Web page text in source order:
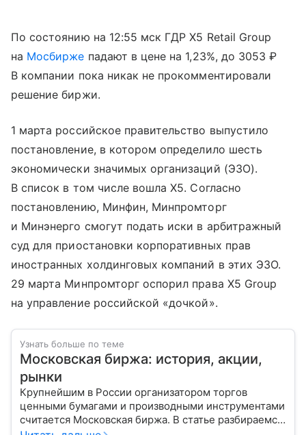
По состоянию на 12:55 мск ГДР X5 Retail Group
на Мосбирже падают в цене на 1,23%, до 3053 ₽
В компании пока никак не прокомментировали
решение биржи.
1 марта российское правительство выпустило
постановление, в котором определило шесть
экономически значимых организаций (ЭЗО).
В список в том числе вошла X5. Согласно
постановлению, Минфин, Минпромторг
и Минэнерго смогут подать иски в арбитражный
суд для приостановки корпоративных прав
иностранных холдинговых компаний в этих ЭЗО.
29 марта Минпромторг оспорил права X5 Group
на управление российской «дочкой».
Узнать больше по теме
Московская биржа: история, акции,
рынки
Крупнейшим в России организатором торгов
ценными бумагами и производными инструментами
считается Московская биржа. В статье разбираемся,